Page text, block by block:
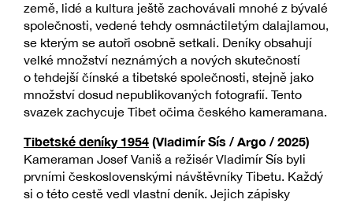
země, lidé a kultura ještě zachovávali mnohé z bývalé
společnosti, vedené tehdy osmnáctiletým dalajlamou,
se kterým se autoři osobně setkali. Deníky obsahují
velké množství neznámých a nových skutečností
o tehdejší čínské a tibetské společnosti, stejně jako
množství dosud nepublikovaných fotografií. Tento
svazek zachycuje Tibet očima českého kameramana.
Tibetské deníky 1954 (Vladimír Sís / Argo / 2025)
Kameraman Josef Vaniš a režisér Vladimír Sís byli
prvními československými návštěvníky Tibetu. Každý
si o této cestě vedl vlastní deník. Jejich zápisky